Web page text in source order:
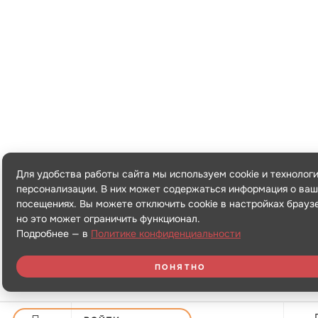
Для удобства работы сайта мы используем cookie и
персонализации. В них может содержаться информация о
посещениях. Вы можете отключить cookie в настройках
но это может ограничить функционал.
Подробнее — в Политике конфиденциальности
ПОНЯТНО